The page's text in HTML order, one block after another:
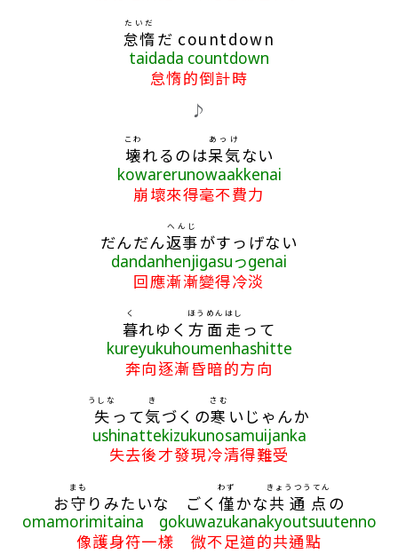
怠惰
たいだ
だ countdown
taidada countdown
怠惰的倒計時
♪
壊
こわ
れるのは呆気
あっけ
ない
kowarerunowaakkenai
崩壞來得毫不費力
だんだん返事
へんじ
がすっげない
dandanhenjigasuっgenai
回應漸漸變得冷淡
暮
く
れゆく 方
ほう
面
めん
走
はし
って
kureyukuhoumenhashitte
奔向逐漸昏暗的方向
失
うしな
って気
き
づくの寒
さむ
いじゃんか
ushinattekizukunosamuijanka
失去後才發現冷清得難受
お守
まも
りみたいな ごく 僅
わず
かな共通点
きょうつうてん
の
omamorimitaina gokuwazukanakyoutsuutenno
像護身符一樣 微不足道的共通點